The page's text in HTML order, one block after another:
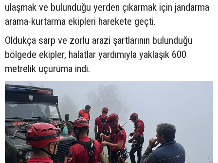
ulaşmak ve bulunduğu yerden çıkarmak için jandarma
arama-kurtarma ekipleri harekete geçti.
Oldukça sarp ve zorlu arazi şartlarının bulunduğu
bölgede ekipler, halatlar yardımıyla yaklaşık 600
metrelik uçuruma indi.